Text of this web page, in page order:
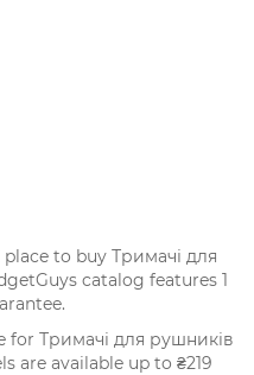
to buy Тримачі для
catalog features 1
Тримачі для рушників
are available up to ₴219